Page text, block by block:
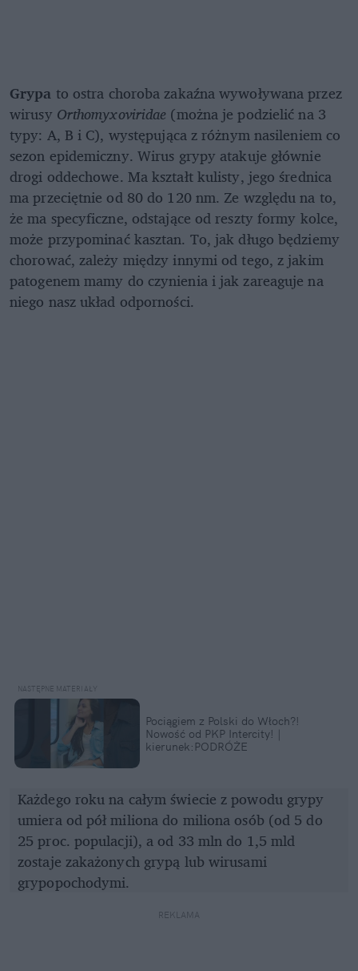
Grypa to ostra choroba zakaźna wywoływana przez
wirusy Orthomyxoviridae (można je podzielić na 3
typy: A, B i C), występująca z różnym nasileniem co
sezon epidemiczny. Wirus grypy atakuje głównie
drogi oddechowe. Ma kształt kulisty, jego średnica
ma przeciętnie od 80 do 120 nm. Ze względu na to,
że ma specyficzne, odstające od reszty formy kolce,
może przypominać kasztan. To, jak długo będziemy
chorować, zależy między innymi od tego, z jakim
patogenem mamy do czynienia i jak zareaguje na
niego nasz układ odporności.
Pociągiem z Polski do Włoch?!
Nowość od PKP Intercity! |
kierunek:PODRÓŻE
Każdego roku na całym świecie z powodu grypy
umiera od pół miliona do miliona osób (od 5 do
25 proc. populacji), a od 33 mln do 1,5 mld
zostaje zakażonych grypą lub wirusami
grypopochodymi.
REKLAMA